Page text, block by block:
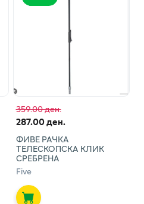
359.00 ден.
287.00 ден.
ФИВЕ РАЧКА
ТЕЛЕСКОПСКА КЛИК
СРЕБРЕНА
Five